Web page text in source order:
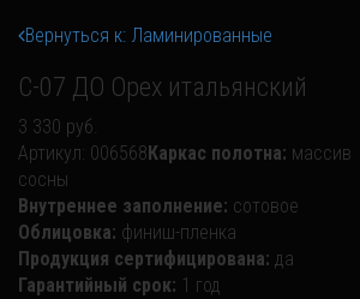
Вернуться к: Ламинированные
С-07 ДО Орех итальянский
3 330 руб.
Артикул: 006568Каркас полотна: массив
сосны
Внутреннее заполнение: сотовое
Облицовка: финиш-пленка
Продукция сертифицирована: да
Гарантийный срок: 1 год